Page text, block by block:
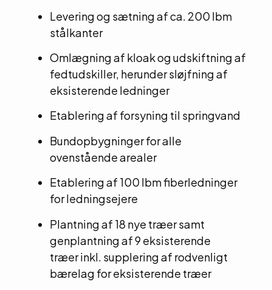
Levering og sætning af ca. 200 lbm
stålkanter
Omlægning af kloak og udskiftning af
fedtudskiller, herunder sløjfning af
eksisterende ledninger
Etablering af forsyning til springvand
Bundopbygninger for alle
ovenstående arealer
Etablering af 100 lbm fiberledninger
for ledningsejere
Plantning af 18 nye træer samt
genplantning af 9 eksisterende
træer inkl. supplering af rodvenligt
bærelag for eksisterende træer